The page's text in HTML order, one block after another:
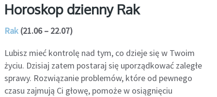
Horoskop dzienny Rak
Rak(21.06 – 22.07)
Lubisz mieć kontrolę nad tym, co dzieje się w Twoim
życiu. Dzisiaj zatem postaraj się uporządkować zaległe
sprawy. Rozwiązanie problemów, które od pewnego
czasu zajmują Ci głowę, pomoże w osiągnięciu